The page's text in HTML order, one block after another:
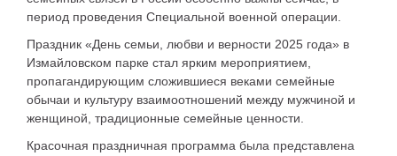
период проведения Специальной военной операции.
Праздник «День семьи, любви и верности 2025 года» в
Измайловском парке стал ярким мероприятием,
пропагандирующим сложившиеся веками семейные
обычаи и культуру взаимоотношений между мужчиной и
женщиной, традиционные семейные ценности.
Красочная праздничная программа была представлена